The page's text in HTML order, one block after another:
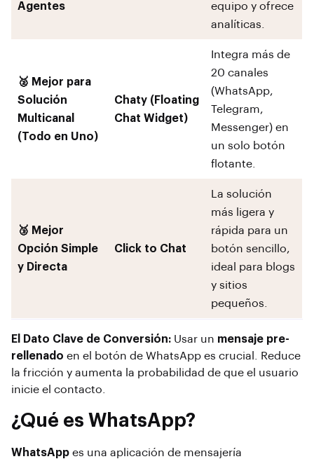
Agentes
equipo y ofrece
analíticas.
🥈 Mejor para
Solución
Multicanal
(Todo en Uno)
Chaty (Floating
Chat Widget)
Integra más de
20 canales
(WhatsApp,
Telegram,
Messenger) en
un solo botón
flotante.
🥉 Mejor
Opción Simple
y Directa
Click to Chat
La solución
más ligera y
rápida para un
botón sencillo,
ideal para blogs
y sitios
pequeños.
El Dato Clave de Conversión: Usar un mensaje pre-
rellenado en el botón de WhatsApp es crucial. Reduce
la fricción y aumenta la probabilidad de que el usuario
inicie el contacto.
¿Qué es WhatsApp?
WhatsApp es una aplicación de mensajería